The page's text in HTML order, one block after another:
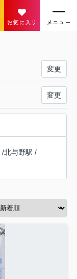
お気に入り メニュー
変更
変更
/北与野駅 /